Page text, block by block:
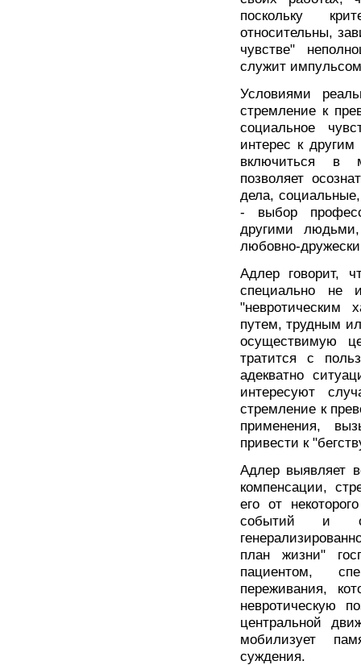
поскольку
относительны,
чувстве"
служит
Условиями
стремление к
социальное
интерес к
включиться в
позволяет
дела,
- выбор
другими
любовно-
Адлер говорит,
специально не
"невротическим
путем, трудным
осуществимую
тратится с
адекватно
интересуют
стремление к
применения,
привести к
Адлер выявляет
компенсации,
его от
событий и
план жизни"
пациентом,
переживания,
невротическую
центральной
мобилизует
суждения.